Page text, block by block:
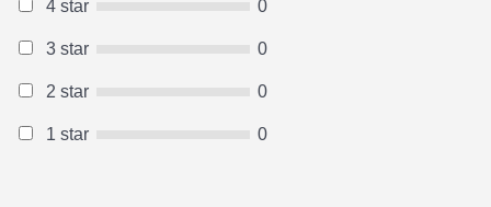
4 star 0
3 star 0
2 star 0
1 star 0